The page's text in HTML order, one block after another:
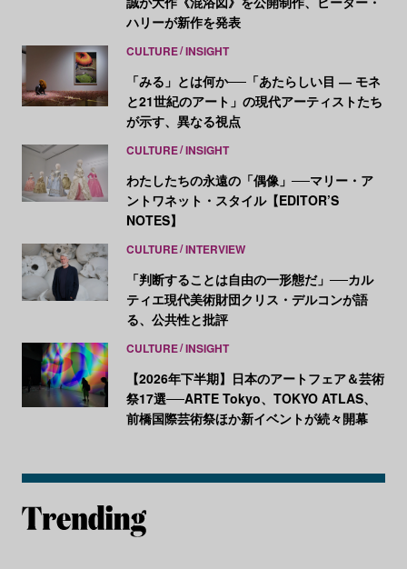
ハリーが新作を発表
CULTURE INSIGHT
「みる」とは何か──「あたらしい目 ― モネ
と21世紀のアート」の現代アーティストたち
が示す、異なる視点
CULTURE INSIGHT
わたしたちの永遠の「偶像」──マリー・ア
ントワネット・スタイル【EDITOR’S
NOTES】
CULTURE INTERVIEW
「判断することは自由の一形態だ」──カル
ティエ現代美術財団クリス・デルコンが語
る、公共性と批評
CULTURE INSIGHT
【2026年下半期】日本のアートフェア＆芸術
祭17選──ARTE Tokyo、TOKYO ATLAS、
前橋国際芸術祭ほか新イベントが続々開幕